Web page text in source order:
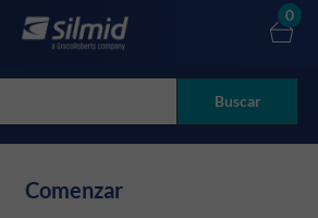
Buscar
0
Comenzar